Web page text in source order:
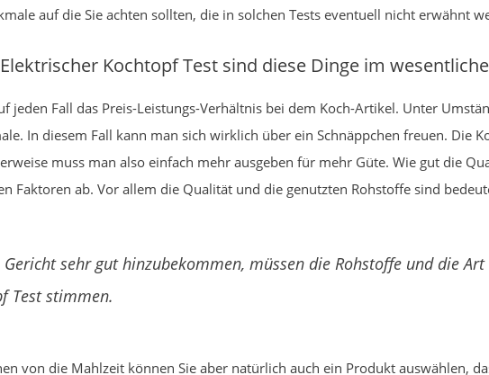
auf die Sie achten sollten, die in solchen Tests eventuell nicht erwähnt
Kochtopf Test sind diese Dinge im
jeden Fall das Preis-Leistungs-Verhältnis bei dem Koch-Artikel. Unter
In diesem Fall kann man sich wirklich über ein Schnäppchen freuen. Die
muss man also einfach mehr ausgeben für mehr Güte. Wie gut die
Faktoren ab. Vor allem die Qualität und die genutzten Rohstoffe sind
Gericht sehr gut hinzubekommen, müssen die Rohstoffe und die
Test stimmen.
von die Mahlzeit können Sie aber natürlich auch ein Produkt auswählen,